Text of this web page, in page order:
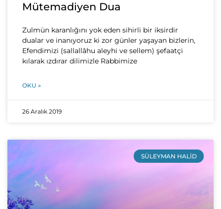
Mütemadiyen Dua
Zulmün karanlığını yok eden sihirli bir iksirdir
dualar ve inanıyoruz ki zor günler yaşayan bizlerin,
Efendimizi (sallallâhu aleyhi ve sellem) şefaatçi
kılarak ızdırar dilimizle Rabbimize
OKU »
26 Aralık 2019
SÜLEYMAN HALID